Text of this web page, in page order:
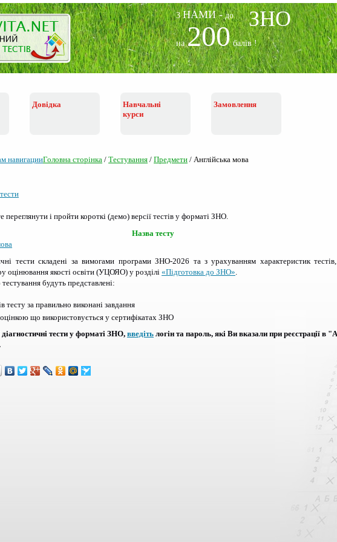
ЗНАМИ -до ЗНО
на200балів !
Довідка
Навчальні
курси
Замовлення
Головна сторiнка /Тестування /Предмети /Англійська мова
і пройти короткі (демо) версії тестів у форматі ЗНО.
Назва тесту
тести складені за вимогами програми ЗНО-2026 та з урахуванням характеристик
оцінювання якості освіти (УЦОЯО) у розділі«Підготовка до ЗНО».
будуть представлені:
тесту за правильно виконані завдання
що використовується у сертифікатах ЗНО
тести у форматі ЗНО,введіть логін та пароль, які Ви вказали при реєстрації в